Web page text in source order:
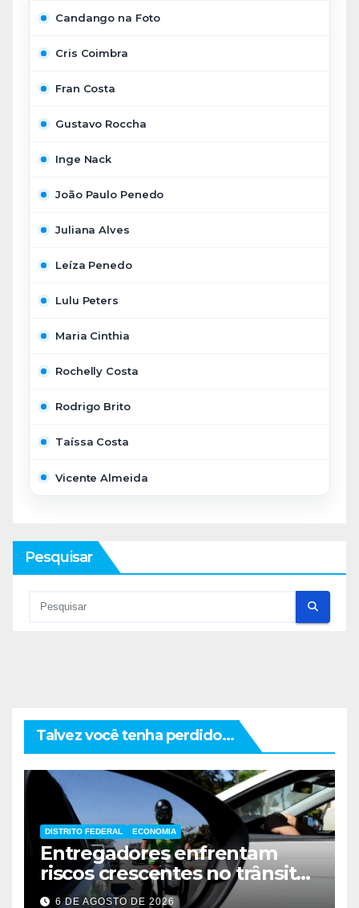
Candango na Foto
Cris Coimbra
Fran Costa
Gustavo Roccha
Inge Nack
João Paulo Penedo
Juliana Alves
Leíza Penedo
Lulu Peters
Maria Cinthia
Rochelly Costa
Rodrigo Brito
Taíssa Costa
Vicente Almeida
Pesquisar
Talvez você tenha perdido...
DISTRITO FEDERAL ECONOMIA
Entregadores enfrentam
riscos crescentes no trânsito
de Brasília
6 DE AGOSTO DE 2026